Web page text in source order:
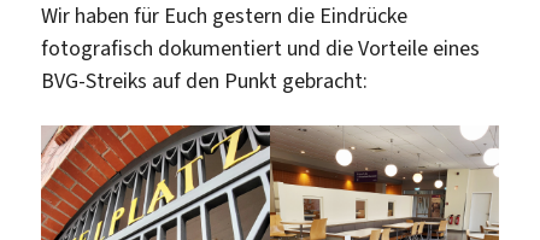
Wir haben für Euch gestern die Eindrücke
fotografisch dokumentiert und die Vorteile eines
BVG-Streiks auf den Punkt gebracht: